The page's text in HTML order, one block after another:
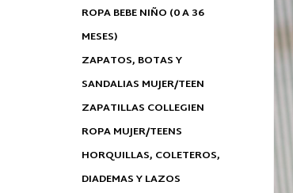
ROPA BEBE NIÑO (0 A 36
MESES)
ZAPATOS, BOTAS Y
SANDALIAS MUJER/TEEN
ZAPATILLAS COLLEGIEN
ROPA MUJER/TEENS
HORQUILLAS, COLETEROS,
DIADEMAS Y LAZOS